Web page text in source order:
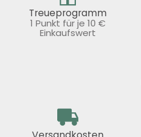
Treueprogramm
1 Punkt für je 10 €
Einkaufswert